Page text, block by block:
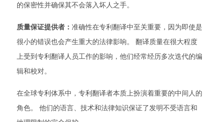
的保密性并确保其不会落入坏人之手。
质量保证提供者： 准确性在专利翻译中至关重要，因为即使是
很小的错误也会产生重大的法律影响。 翻译质量在很大程度
上受到专利翻译人员工作的影响，他们经常经历多次迭代的编
辑和校对。
在全球专利体系中，专利翻译者本质上扮演着重要的中间人的
角色。 他们的语言、技术和法律知识保证了发明不受语言和